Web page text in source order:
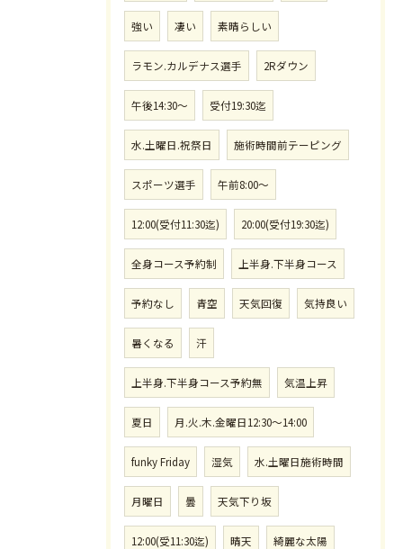
強い 凄い 素晴らしい
ラモン.カルデナス選手 2Rダウン
午後14:30〜 受付19:30迄
水.土曜日.祝祭日 施術時間前テーピング
スポーツ選手 午前8:00〜
12:00(受付11:30迄) 20:00(受付19:30迄)
全身コース予約制 上半身.下半身コース
予約なし 青空 天気回復 気持良い
暑くなる 汗
上半身.下半身コース予約無 気温上昇
夏日 月.火.木.金曜日12:30〜14:00
funky Friday 湿気 水.土曜日施術時間
月曜日 曇 天気下り坂
12:00(受11:30迄) 晴天 綺麗な太陽